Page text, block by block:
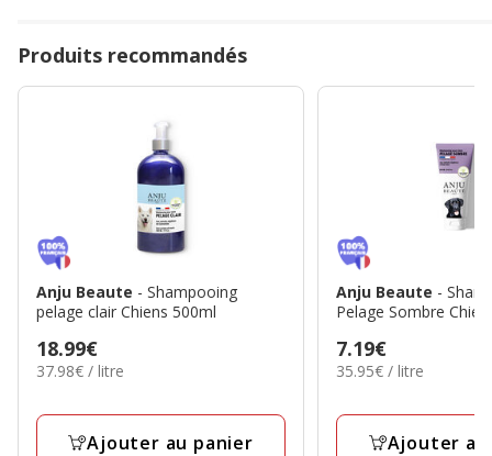
Produits recommandés
Anju Beaute - Shampooing
pelage clair Chiens 500ml
Prix
18.99€
18.99€
37.98€
Litre
37.98€ / litre
Ajouter au panier
Anju Beaute -
Pelage Sombre
Prix
7.19€
7.19€
35.95€
Litre
35.95€ / litre
Ajouter